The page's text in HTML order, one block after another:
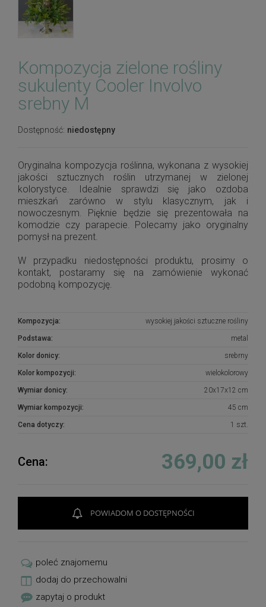
Kompozycja zielone rośliny
sukulenty Cooler Involvo
srebny M
Dostępność: niedostępny
Oryginalna kompozycja roślinna, wykonana z wysokiej
jakości sztucznych roślin utrzymanej w zielonej
kolorystyce. Idealnie sprawdzi się jako ozdoba
mieszkań zarówno w stylu klasycznym, jak i
nowoczesnym. Pięknie będzie się prezentowała na
komodzie czy parapecie. Polecamy jako oryginalny
pomysł na prezent.
W przypadku niedostępności produktu, prosimy o
kontakt, postaramy się na zamówienie wykonać
podobną kompozycję.
Kompozycja: wysokiej jakości sztuczne rośliny
Podstawa: metal
Kolor donicy: srebrny
Kolor kompozycji: wielokolorowy
Wymiar donicy: 20x17x12 cm
Wymiar kompozycji: 45 cm
Cena dotyczy: 1 szt.
Cena: 369,00 zł
POWIADOM O DOSTĘPNOŚCI
poleć znajomemu
dodaj do przechowalni
zapytaj o produkt